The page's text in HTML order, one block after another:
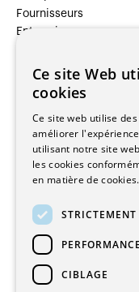
Fournisseurs
Entreprises
Architectes
Architectes d'intérieur
Entreprises générales
Ingénieurs et
Fabricants /
Régies immobilières
Gestion PPE
Ce site Web
cookies
Ce site web utilise
améliorer
utilisant notre site
les cookies
en matière de cookies.
STRICTEMENT
PERFORMANCE
CIBLAGE